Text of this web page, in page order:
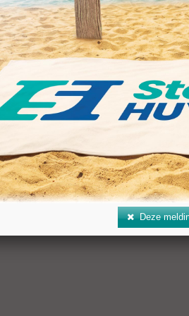
Parameters
RPM: 1.600 - 1.900
Hardsteen 20 mm: Speed 4 m/min
Hardsteen 100 mm: Speed 1 m/min
Deze